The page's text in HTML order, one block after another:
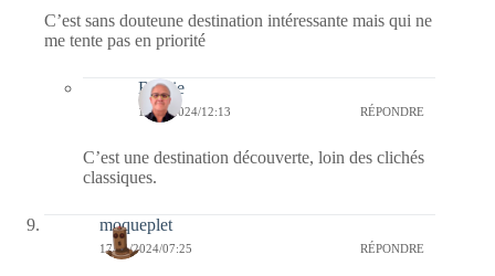
C’est sans douteune destination intéressante mais qui ne
me tente pas en priorité
Bernie
17/11/2024/12:13 RÉPONDRE
C’est une destination découverte, loin des clichés
classiques.
moqueplet
17/11/2024/07:25 RÉPONDRE